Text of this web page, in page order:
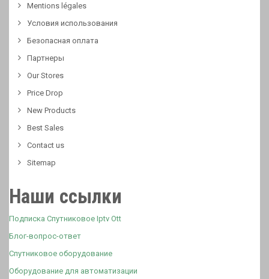
Mentions légales
Условия использования
Безопасная оплата
Партнеры
Our Stores
Price Drop
New Products
Best Sales
Contact us
Sitemap
Наши ссылки
Подписка Спутниковое Iptv Ott
Блог-вопрос-ответ
Спутниковое оборудование
Оборудование для автоматизации